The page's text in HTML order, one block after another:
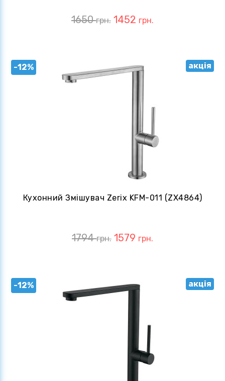
1650грн. 1452 грн.
-12% акція
Кухонний Змішувач Zerix KFM-011 (ZX4864)
1794грн. 1579 грн.
-12% акція